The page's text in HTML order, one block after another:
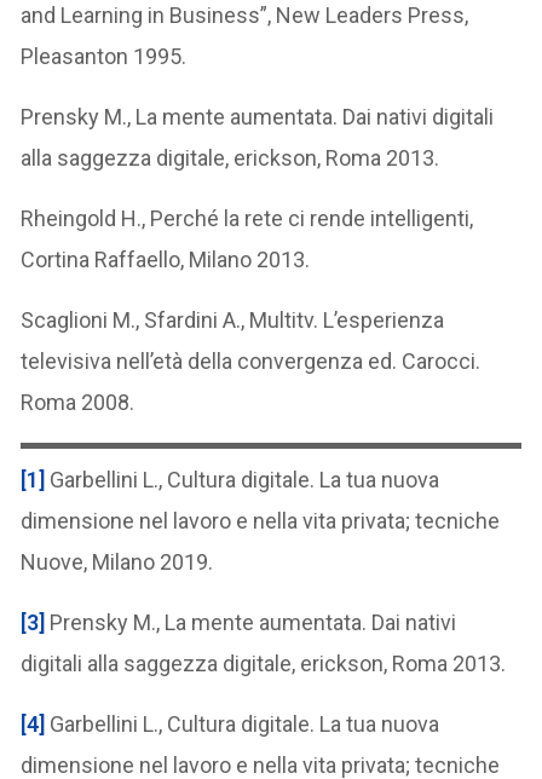
and Learning in Business”, New Leaders Press,
Pleasanton 1995.
Prensky M., La mente aumentata. Dai nativi digitali
alla saggezza digitale, erickson, Roma 2013.
Rheingold H., Perché la rete ci rende intelligenti,
Cortina Raffaello, Milano 2013.
Scaglioni M., Sfardini A., Multitv. L’esperienza
televisiva nell’età della convergenza ed. Carocci.
Roma 2008.
[1] Garbellini L., Cultura digitale. La tua nuova
dimensione nel lavoro e nella vita privata; tecniche
Nuove, Milano 2019.
[3] Prensky M., La mente aumentata. Dai nativi
digitali alla saggezza digitale, erickson, Roma 2013.
[4] Garbellini L., Cultura digitale. La tua nuova
dimensione nel lavoro e nella vita privata; tecniche